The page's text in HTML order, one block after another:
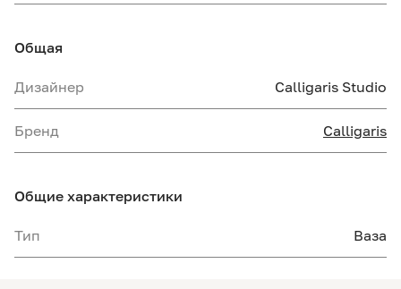
Общая
Дизайнер Calligaris Studio
Бренд Calligaris
Общие характеристики
Тип Ваза